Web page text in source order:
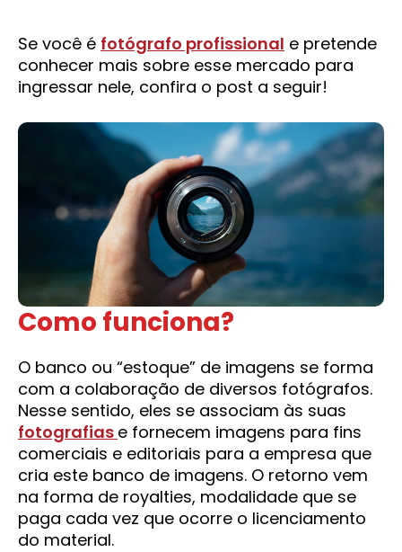
Se você é fotógrafo profissional e pretende
conhecer mais sobre esse mercado para
ingressar nele, confira o post a seguir!
Como funciona?
O banco ou “estoque” de imagens se forma
com a colaboração de diversos fotógrafos.
Nesse sentido, eles se associam às suas
fotografias e fornecem imagens para fins
comerciais e editoriais para a empresa que
cria este banco de imagens. O retorno vem
na forma de royalties, modalidade que se
paga cada vez que ocorre o licenciamento
do material.